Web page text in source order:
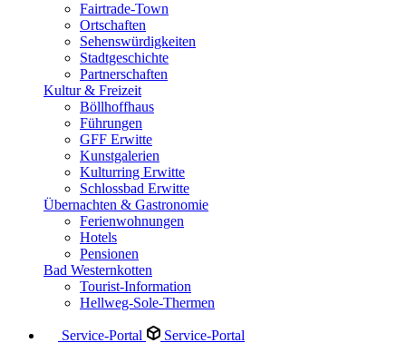
Fairtrade-Town
Ortschaften
Sehenswürdigkeiten
Stadtgeschichte
Partnerschaften
Kultur & Freizeit
Böllhoffhaus
Führungen
GFF Erwitte
Kunstgalerien
Kulturring Erwitte
Schlossbad Erwitte
Übernachten & Gastronomie
Ferienwohnungen
Hotels
Pensionen
Bad Westernkotten
Tourist-Information
Hellweg-Sole-Thermen
Service-Portal Service-Portal